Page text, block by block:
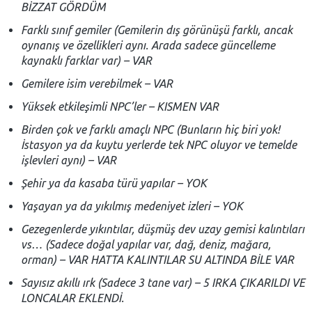
BİZZAT GÖRDÜM
Farklı sınıf gemiler (Gemilerin dış görünüşü farklı, ancak
oynanış ve özellikleri aynı. Arada sadece güncelleme
kaynaklı farklar var) – VAR
Gemilere isim verebilmek – VAR
Yüksek etkileşimli NPC’ler – KISMEN VAR
Birden çok ve farklı amaçlı NPC (Bunların hiç biri yok!
İstasyon ya da kuytu yerlerde tek NPC oluyor ve temelde
işlevleri aynı) – VAR
Şehir ya da kasaba türü yapılar – YOK
Yaşayan ya da yıkılmış medeniyet izleri – YOK
Gezegenlerde yıkıntılar, düşmüş dev uzay gemisi kalıntıları
vs… (Sadece doğal yapılar var, dağ, deniz, mağara,
orman) – VAR HATTA KALINTILAR SU ALTINDA BİLE VAR
Sayısız akıllı ırk (Sadece 3 tane var) – 5 IRKA ÇIKARILDI VE
LONCALAR EKLENDİ.